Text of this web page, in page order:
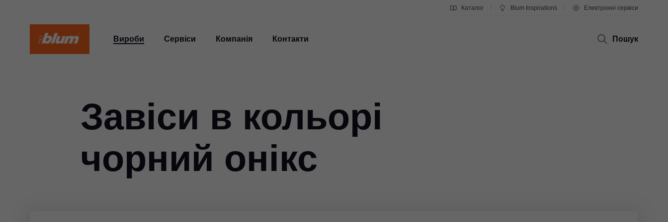
Каталог Blum Inspirations Електронні сервіси
Вироби Сервіси Компанія Контакти Пошук
Завіси в кольорі
чорний онікс